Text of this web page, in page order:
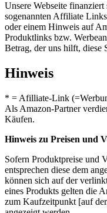
Unsere Webseite
sogenannten Affiliate
oder einem Hinweis auf
Produktlinks bzw.
Betrag, der uns hilft, diese
Hinweis
* = Afilliate-Link
Als Amazon-Partner
Käufen.
Hinweis zu Preisen und
Sofern Produktpreise und
entsprechen diese dem
können sich auf der
eines Produkts gelten die
zum Kaufzeitpunkt [auf